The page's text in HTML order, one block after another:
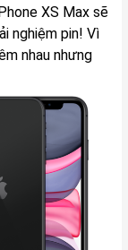
XS Max sẽ
nghiệm pin! Vì
nhau nhưng